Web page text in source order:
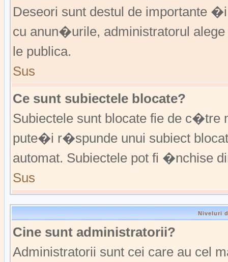
Deseori sunt destul de
cu anun�urile, administratorul
le publica.
Sus
Ce sunt subiectele blocate?
Subiectele sunt blocate fie de
pute�i r�spunde unui subiect
automat. Subiectele pot fi �nchise
Sus
Niveluri
Cine sunt administratorii?
Administratorii sunt cei care au cel